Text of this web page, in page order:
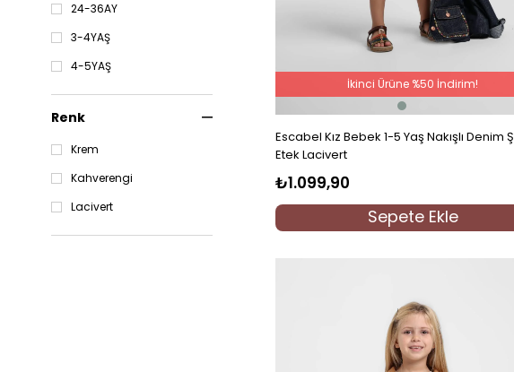
24-36AY
3-4YAŞ
4-5YAŞ
Renk
Krem
Kahverengi
Lacivert
Escabel Kız Bebek 1-5 Yaş Nakışlı Denim
Etek Lacivert
₺1.099,90
Sepete Ekle
İkinci Ürüne %50 İndirim!